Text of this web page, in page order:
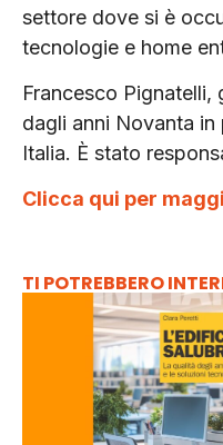
settore dove si è
tecnologie e home
Francesco
dagli anni Novanta
Italia. È stato
Clicca qui per
TI POTREBBERO